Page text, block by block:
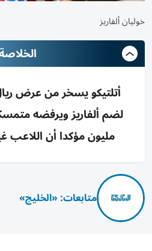
خوليان ألفاريز
مليون مؤكدا أن اللاعب
متابعات: «الخليج»